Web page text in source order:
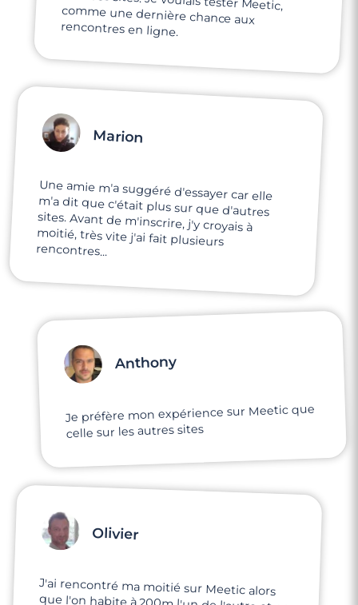
rencontres en ligne.
Marion
Une amie m'a suggéré d'essayer car elle
m'a dit que c'était plus sur que d'autres
sites. Avant de m'inscrire, j'y croyais à
moitié, très vite j'ai fait plusieurs
rencontres...
Anthony
Je préfère mon expérience sur Meetic que
celle sur les autres sites
Olivier
J'ai rencontré ma moitié sur Meetic alors
que l'on habite à 200m l'un de l'autre et on
ne s'était jamais vu auparavant.
Aujourd'hui, nous sommes ensemble c'est
une belle aventure qui commence... Merci